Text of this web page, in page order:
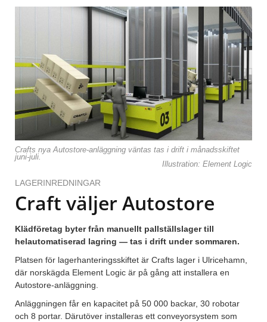
Crafts nya Autostore-anläggning väntas tas i drift i månadsskiftet
juni-juli.
Illustration: Element Logic
LAGERINREDNINGAR
Craft väljer Autostore
Klädföretag byter från manuellt pallställslager till
helautomatiserad lagring — tas i drift under sommaren.
Platsen för lagerhanteringsskiftet är Crafts lager i Ulricehamn,
där norskägda Element Logic är på gång att installera en
Autostore-anläggning.
Anläggningen får en kapacitet på 50 000 backar, 30 robotar
och 8 portar. Därutöver installeras ett conveyorsystem som